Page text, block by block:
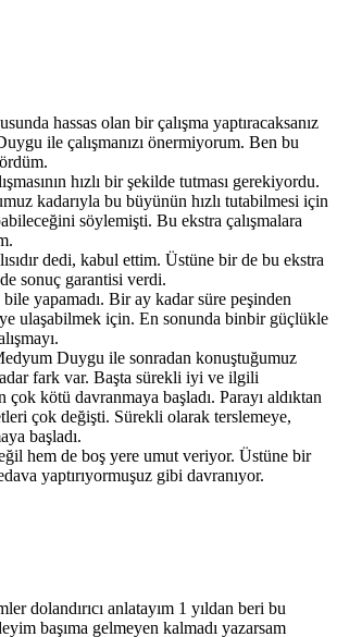
hassas olan bir çalışma yaptıracaksanız
ile çalışmanızı önermiyorum. Ben bu
hızlı bir şekilde tutması gerekiyordu.
kadarıyla bu büyünün hızlı tutabilmesi için
söylemişti. Bu ekstra çalışmalara
dedi, kabul ettim. Üstüne bir de bu ekstra
sonuç garantisi verdi.
yapamadı. Bir ay kadar süre peşinden
ulaşabilmek için. En sonunda binbir güçlükle
Duygu ile sonradan konuştuğumuz
fark var. Başta sürekli iyi ve ilgili
çok kötü davranmaya başladı. Parayı aldıktan
çok değişti. Sürekli olarak terslemeye,
başladı.
hem de boş yere umut veriyor. Üstüne bir
yaptırıyormuşuz gibi davranıyor.
dolandırıcı anlatayım 1 yıldan beri bu
başıma gelmeyen kalmadı yazarsam